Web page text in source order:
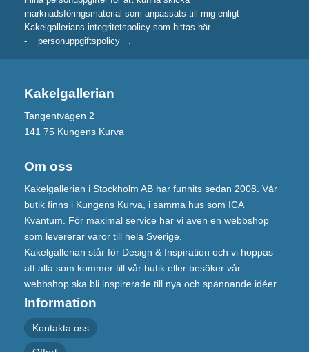
marknadsföringsmaterial som anpassats till mig enligt
Kakelgallerians integritetspolicy som hittas här
-
personuppgiftspolicy .
Kakelgallerian
Tangentvägen 2
141 75 Kungens Kurva
Om oss
Kakelgallerian i Stockholm AB har funnits sedan 2008. Vår
butik finns i Kungens Kurva, i samma hus som ICA
Kvantum. För maximal service har vi även en webbshop
som levererar varor till hela Sverige.
Kakelgallerian står för Design & Inspiration och vi hoppas
att alla som kommer till vår butik eller besöker vår
webbshop ska bli inspirerade till nya och spännande idéer.
Information
Kontakta oss